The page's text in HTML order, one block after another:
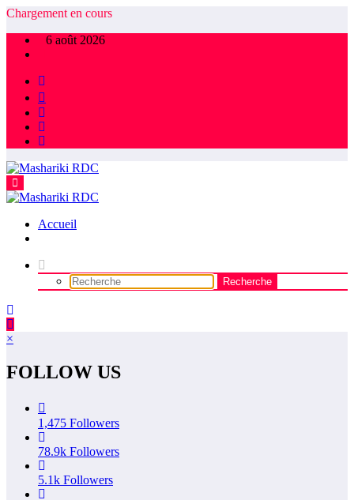
Aller
contenu
Chargement en cours
6 août 2026
Accueil
×
FOLLOW US
1,475 Followers
78.9k Followers
5.1k Followers